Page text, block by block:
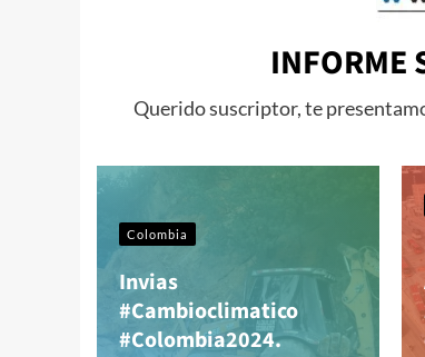
INFORME
Querido suscriptor, te
Colombia
Invias
#Cambioclimatico
#Colombia2024.